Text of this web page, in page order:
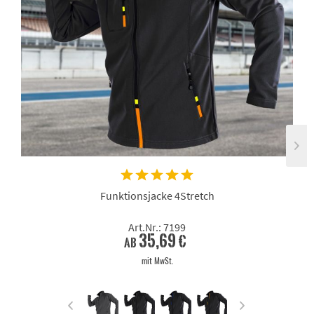
Funktionsjacke 4Stretch
Art.Nr.: 7199
ab 35,69 €
mit MwSt.